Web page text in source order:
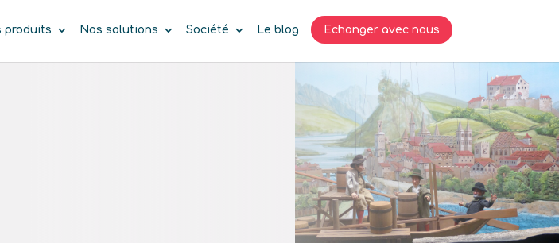
produits Nos solutions Société Le blog Echanger avec nous